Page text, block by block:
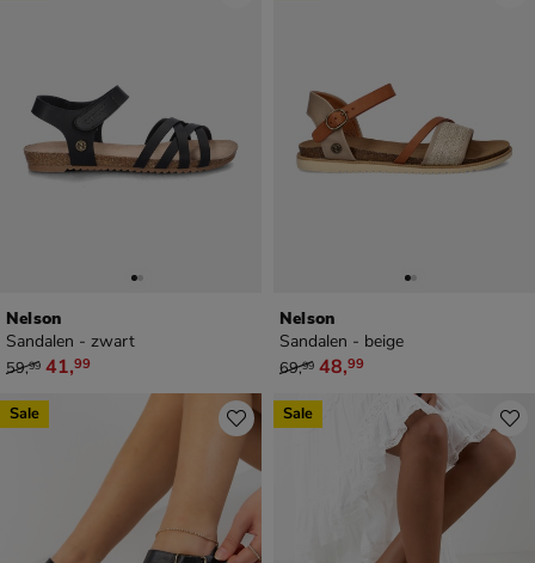
Nelson
Sandalen - zwart
van € 59,99 voor € 41,99
59,99 41,99
Nelson
Sandalen - beige
van € 69,99 voor € 48,99
69,99 48,99
Sale Sale